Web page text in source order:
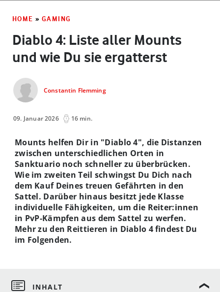
HOME » GAMING
Diablo 4: Liste aller Mounts
und wie Du sie ergatterst
Constantin Flemming
09. Januar 2026 16 min.
Mounts helfen Dir in "Diablo 4", die Distanzen
zwischen unterschiedlichen Orten in
Sanktuario noch schneller zu überbrücken.
Wie im zweiten Teil schwingst Du Dich nach
dem Kauf Deines treuen Gefährten in den
Sattel. Darüber hinaus besitzt jede Klasse
individuelle Fähigkeiten, um die Reiter:innen
in PvP-Kämpfen aus dem Sattel zu werfen.
Mehr zu den Reittieren in Diablo 4 findest Du
im Folgenden.